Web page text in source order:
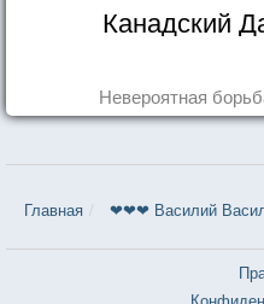
Канадский
Невероятная
Главная ❤❤❤ Василий